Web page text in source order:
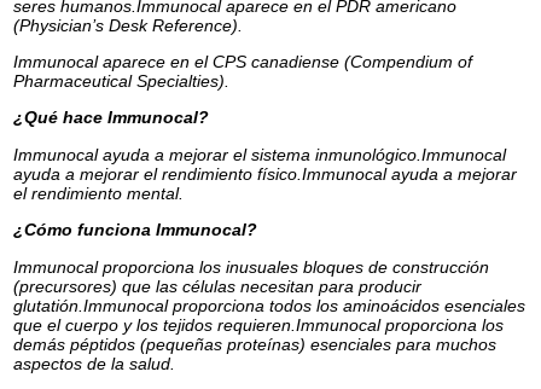
seres humanos.Immunocal aparece en el PDR americano
(Physician’s Desk Reference).
Immunocal aparece en el CPS canadiense (Compendium of
Pharmaceutical Specialties).
¿Qué hace Immunocal?
Immunocal ayuda a mejorar el sistema inmunológico.Immunocal
ayuda a mejorar el rendimiento físico.Immunocal ayuda a mejorar
el rendimiento mental.
¿Cómo funciona Immunocal?
Immunocal proporciona los inusuales bloques de construcción
(precursores) que las células necesitan para producir
glutatión.Immunocal proporciona todos los aminoácidos esenciales
que el cuerpo y los tejidos requieren.Immunocal proporciona los
demás péptidos (pequeñas proteínas) esenciales para muchos
aspectos de la salud.